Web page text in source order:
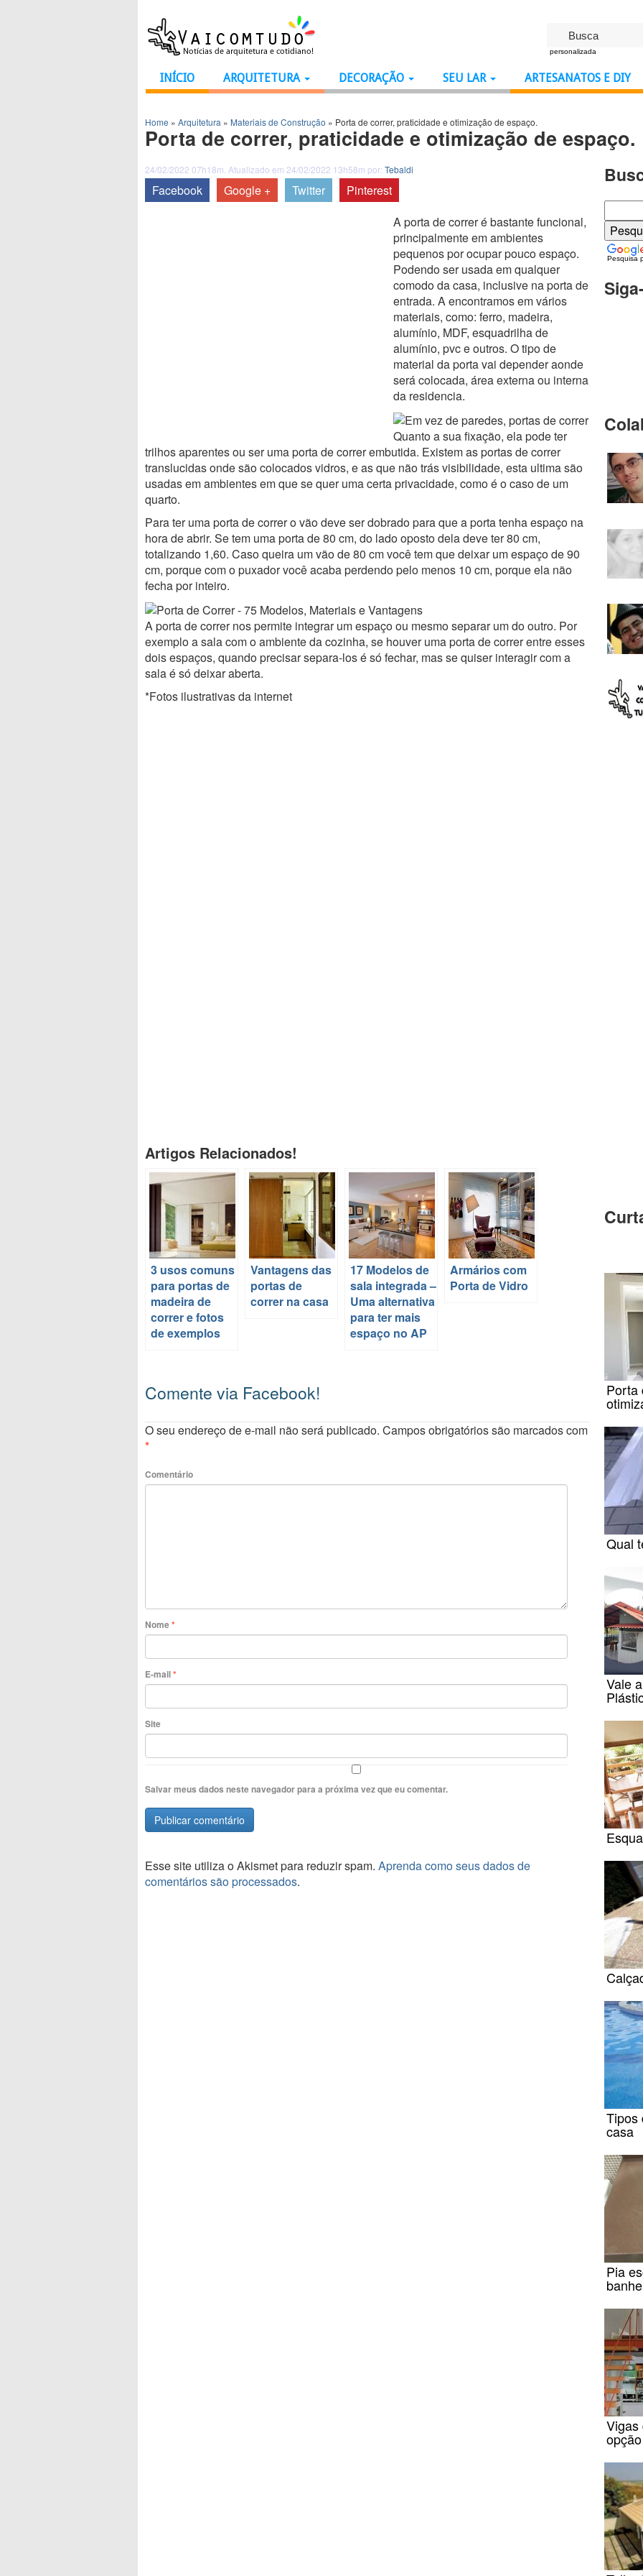
personalizada
INÍCIO ARQUITETURA DECORAÇÃO SEU LAR ARTESANATOS E DIY
Home » Arquitetura » Materiais de Construção » Porta de correr, praticidade e otimização de espaço.
Porta de correr, praticidade e otimização de espaço.
24/02/2022 07h18m. Atualizado em 24/02/2022 13h58m por: Tebaldi
Facebook Google + Twitter
Pinterest
A porta de correr é bastante funcional,
principalmente em ambientes
pequenos por ocupar pouco espaço.
Podendo ser usada em qualquer
comodo da casa, inclusive na porta de
entrada. A encontramos em vários
materiais, como: ferro, madeira,
alumínio, MDF, esquadrilha de
alumínio, pvc e outros. O tipo de
material da porta vai depender aonde
será colocada, área externa ou interna
da residencia.
Quanto a sua fixação, ela pode ter
trilhos aparentes ou ser uma porta de correr embutida. Existem as portas de correr
translucidas onde são colocados vidros, e as que não trás visibilidade, esta ultima são
usadas em ambientes em que se quer uma certa privacidade, como é o caso de um
quarto.
Para ter uma porta de correr o vão deve ser dobrado para que a porta tenha espaço na
hora de abrir. Se tem uma porta de 80 cm, do lado oposto dela deve ter 80 cm,
totalizando 1,60. Caso queira um vão de 80 cm você tem que deixar um espaço de 90
cm, porque com o puxador você acaba perdendo pelo menos 10 cm, porque ela não
fecha por inteiro.
A porta de correr nos permite integrar um espaço ou mesmo separar um do outro. Por
exemplo a sala com o ambiente da cozinha, se houver uma porta de correr entre esses
dois espaços, quando precisar separa-los é só fechar, mas se quiser interagir com a
sala é só deixar aberta.
*Fotos ilustrativas da internet
Artigos Relacionados!
3 usos comuns
para portas de
madeira de
correr e fotos
de exemplos
Vantagens das
portas de
correr na casa
17 Modelos de
sala integrada –
Uma alternativa
para ter mais
espaço no AP
Armários com
Porta de Vidro
Comente via Facebook!
O seu endereço de e-mail não será publicado. Campos obrigatórios são marcados com
*
Comentário
Nome*
E-mail*
Site
Salvar meus dados neste navegador para a próxima vez que eu comentar.
Esse site utiliza o Akismet para reduzir spam. Aprenda como seus dados de
comentários são processados.
Pesquisa
Porta
Qual
Vale
Tipos
casa
Pia
Vigas